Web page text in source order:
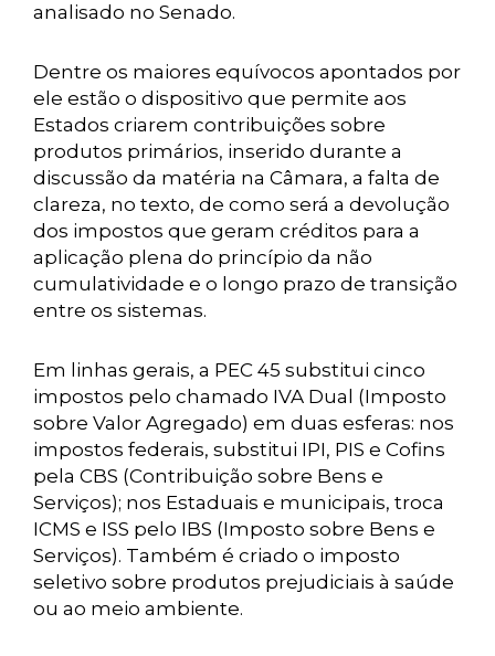
analisado no Senado.
Dentre os maiores equívocos apontados por
ele estão o dispositivo que permite aos
Estados criarem contribuições sobre
produtos primários, inserido durante a
discussão da matéria na Câmara, a falta de
clareza, no texto, de como será a devolução
dos impostos que geram créditos para a
aplicação plena do princípio da não
cumulatividade e o longo prazo de transição
entre os sistemas.
Em linhas gerais, a PEC 45 substitui cinco
impostos pelo chamado IVA Dual (Imposto
sobre Valor Agregado) em duas esferas: nos
impostos federais, substitui IPI, PIS e Cofins
pela CBS (Contribuição sobre Bens e
Serviços); nos Estaduais e municipais, troca
ICMS e ISS pelo IBS (Imposto sobre Bens e
Serviços). Também é criado o imposto
seletivo sobre produtos prejudiciais à saúde
ou ao meio ambiente.